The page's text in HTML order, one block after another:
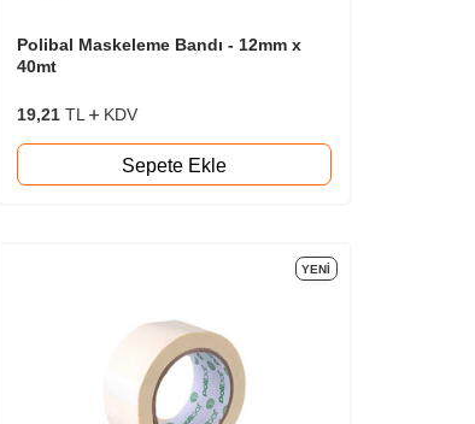
Polibal Maskeleme Bandı - 12mm x
40mt
19,21TL KDV
Sepete Ekle
YENI